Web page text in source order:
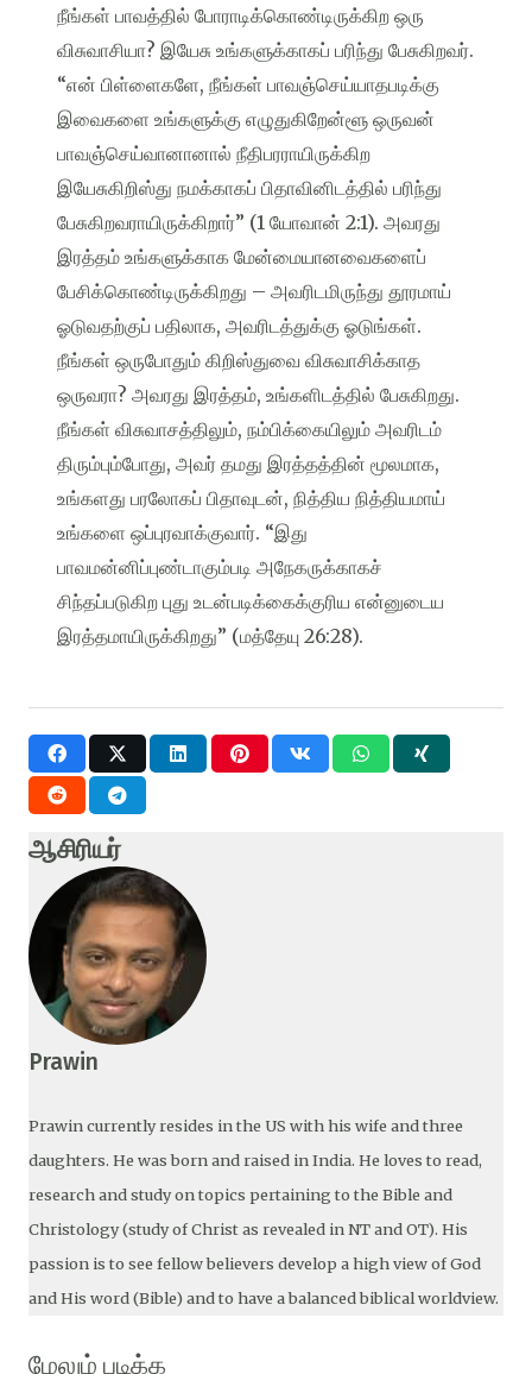
நீங்கள் பாவத்தில் போராடிக்கொண்டிருக்கிற ஒரு
விசுவாசியா? இயேசு உங்களுக்காகப் பரிந்து பேசுகிறவர்.
“என் பிள்ளைகளே, நீங்கள் பாவஞ்செய்யாதபடிக்கு
இவைகளை உங்களுக்கு எழுதுகிறேன்ளூ ஒருவன்
பாவஞ்செய்வானானால் நீதிபரராயிருக்கிற
இயேசுகிறிஸ்து நமக்காகப் பிதாவினிடத்தில் பரிந்து
பேசுகிறவராயிருக்கிறார்” (1 யோவான் 2:1). அவரது
இரத்தம் உங்களுக்காக மேன்மையானவைகளைப்
பேசிக்கொண்டிருக்கிறது – அவரிடமிருந்து தூரமாய்
ஓடுவதற்குப் பதிலாக, அவரிடத்துக்கு ஓடுங்கள்.
நீங்கள் ஒருபோதும் கிறிஸ்துவை விசுவாசிக்காத
ஒருவரா? அவரது இரத்தம், உங்களிடத்தில் பேசுகிறது.
நீங்கள் விசுவாசத்திலும், நம்பிக்கையிலும் அவரிடம்
திரும்பும்போது, அவர் தமது இரத்தத்தின் மூலமாக,
உங்களது பரலோகப் பிதாவுடன், நித்திய நித்தியமாய்
உங்களை ஒப்புரவாக்குவார். “இது
பாவமன்னிப்புண்டாகும்படி அநேகருக்காகச்
சிந்தப்படுகிற புது உடன்படிக்கைக்குரிய என்னுடைய
இரத்தமாயிருக்கிறது” (மத்தேயு 26:28).
ஆசிரியர்
Prawin
Prawin currently resides in the US with his wife and three
daughters. He was born and raised in India. He loves to read,
research and study on topics pertaining to the Bible and
Christology (study of Christ as revealed in NT and OT). His
passion is to see fellow believers develop a high view of God
and His word (Bible) and to have a balanced biblical worldview.
மேலும் படிக்க